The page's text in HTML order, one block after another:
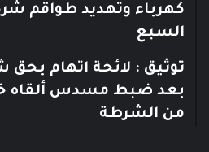
كهرباء وتهديد طواقم
السبع
توثيق : لائحة اتهام بحق
بعد ضبط مسدس ألقاه
من الشرطة